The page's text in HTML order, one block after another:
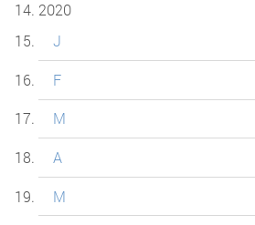
2020
J
F
M
A
M